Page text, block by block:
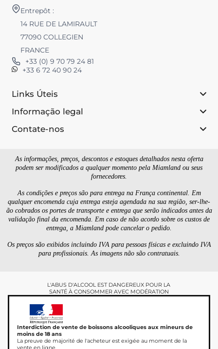
Entrepôt :
14 RUE DE LAMIRAULT
77090 COLLEGIEN
FRANCE
+33 (0) 9 70 79 24 81
+33 6 72 40 90 24
Links Úteis
Informação legal
Contate-nos
As informações, preços, descontos e estoques detalhados nesta oferta
podem ser modificados a qualquer momento pela Miamland ou seus
fornecedores.
As condições e preços são para entrega na França continental. Em
qualquer encomenda cuja entrega esteja agendada na sua região, ser-lhe-
ão cobrados os portes de transporte e entrega que serão indicados antes da
validação final da encomenda. Em caso de não acordo sobre os custos de
entrega, a Miamland pode cancelar o pedido.
Os preços são exibidos incluindo IVA para pessoas físicas e excluindo IVA
para profissionais. As imagens não são contratuais.
L'ABUS D'ALCOOL EST DANGEREUX POUR LA
SANTÉ À CONSOMMER AVEC MODÉRATION
Interdiction de vente de boissons alcooliques aux mineurs de
moins de 18 ans
La preuve de majorité de l'acheteur est exigée au moment de la